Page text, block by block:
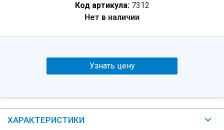
Код артикула: 7312
Нет в наличии
Узнать цену
ХАРАКТЕРИСТИКИ